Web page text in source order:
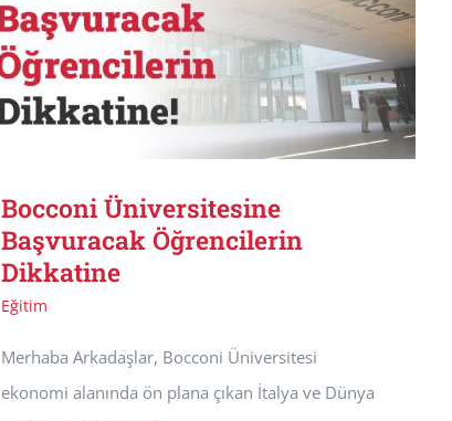
Bocconi Üniversitesine
Başvuracak Öğrencilerin
Dikkatine
Eğitim
Merhaba Arkadaşlar, Bocconi Üniversitesi
ekonomi alanında ön plana çıkan İtalya ve Dünya